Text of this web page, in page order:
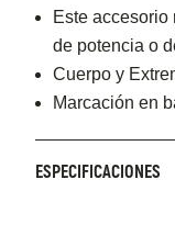
Este accesorio
de potencia o
Cuerpo y
Marcación en
ESPECIFICACIONES